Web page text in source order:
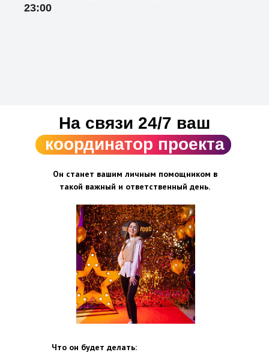
23:00
Он станет вашим личным помощником в
такой важный и ответственный день.
На связи 24/7 ваш
координатор проекта
Что он будет делать: